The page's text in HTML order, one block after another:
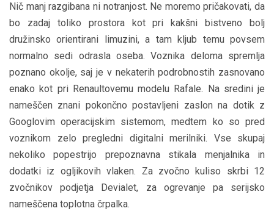
Nič manj razgibana ni notranjost. Ne moremo pričakovati, da
bo zadaj toliko prostora kot pri kakšni bistveno bolj
družinsko orientirani limuzini, a tam kljub temu povsem
normalno sedi odrasla oseba. Voznika deloma spremlja
poznano okolje, saj je v nekaterih podrobnostih zasnovano
enako kot pri Renaultovemu modelu Rafale. Na sredini je
nameščen znani pokončno postavljeni zaslon na dotik z
Googlovim operacijskim sistemom, medtem ko so pred
voznikom zelo pregledni digitalni merilniki. Vse skupaj
nekoliko popestrijo prepoznavna stikala menjalnika in
dodatki iz ogljikovih vlaken. Za zvočno kuliso skrbi 12
zvočnikov podjetja Devialet, za ogrevanje pa serijsko
nameščena toplotna črpalka.